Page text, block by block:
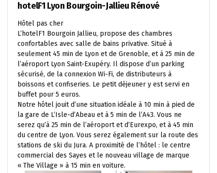
hotelF1 Lyon Bourgoin-Jallieu Rénové
Hôtel pas cher
L’hotelF1 Bourgoin Jallieu, propose des chambres
confortables avec salle de bains privative. Situé à
seulement 45 min de Lyon et de Grenoble, et à 25 min de
l’aéroport Lyon Saint-Exupéry. Il dispose d’un parking
sécurisé, de la connexion Wi-Fi, de distributeurs à
boissons et confiseries. Le petit déjeuner y est servi en
buffet pour 5 euros.
Notre hôtel jouit d’une situation idéale à 10 min à pied de
la gare de L’Isle-d’Abeau et à 5 min de l’A43. Vous ne
serez qu’à 25 min de l’aéroport et d’Eurexpo, et à 45 min
du centre de Lyon. Vous serez également sur la route des
stations de ski du Jura. A proximité de l’hôtel : le centre
commercial des Sayes et le nouveau village de marque
« The Village » à 15 min en voiture.